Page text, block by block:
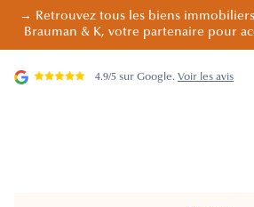
→ Retrouvez tous les biens immobiliers
Brauman & K, votre partenaire pour
4.9/5 sur Google. Voir les avis